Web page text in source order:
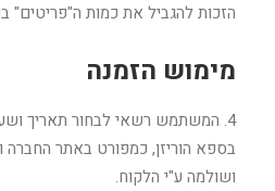
הזכות להגביל את כמות ה"פריטים"
מימוש הזמנה
4. המשתמש רשאי לבחור תאריך
בספא הוריזן, כמפורט באתר
ושולמה ע"י הלקוח.